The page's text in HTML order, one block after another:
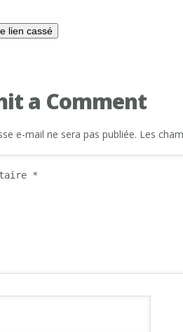
a Comment
e-mail ne sera pas publiée. Les